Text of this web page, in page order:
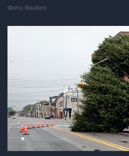
Фото: Reuters